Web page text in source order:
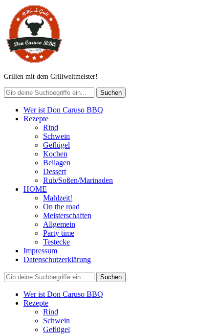
Grillen mit dem Grillweltmeister!
Wer ist Don Caruso BBQ
Rezepte
Rind
Schwein
Geflügel
Kochen
Beilagen
Dessert
Rub/Soßen/Marinaden
HOME
Mahlzeit!
On the road
Meisterschaften
Allgemein
Party time
Testecke
Impressum
Datenschutzerklärung
Wer ist Don Caruso BBQ
Rezepte
Rind
Schwein
Geflügel